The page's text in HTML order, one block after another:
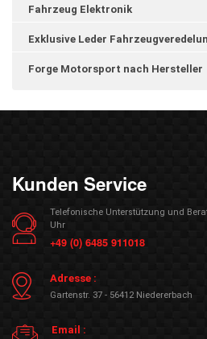
Fahrzeug Elektronik
Exklusive Leder
Forge Motorsport nach Hersteller
Kunden Service
Telefonische Unterstützung und
Uhr
+49 (0) 6485 911018
Adresse :
Gartenstr. 37 - 56412 Niedererbach
Email :